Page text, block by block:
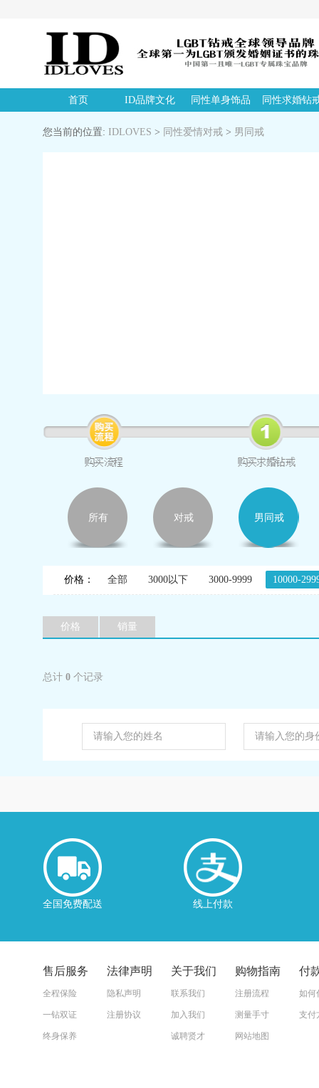
首页 ID品牌文化 同性单身饰品 同性求婚钻
您当前的位置: IDLOVES > 同性爱情对戒 > 男同戒
所有 对戒 男同戒
价格： 全部 3000以下 3000-9999 10000-
价格 销量
总计 0 个记录
全国免费配送 线上付款
售后服务
全程保险
一钻双证
终身保养
法律声明
隐私声明
注册协议
关于我们
联系我们
加入我们
诚聘贤才
购物指南
注册流程
测量手寸
网站地图
付
如何
支付